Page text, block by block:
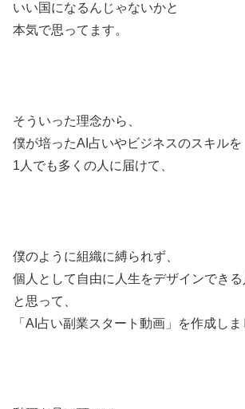
いい国になるんじゃないかと
本気で思ってます。
そういった理念から、
僕が培ったAI占いやビジネスのスキルを
1人でも多くの人に届けて、
僕のように組織に縛られず、
個人として自由に人生をデザインでき
と思って、
「AI占い副業スタート動画」を作成しま